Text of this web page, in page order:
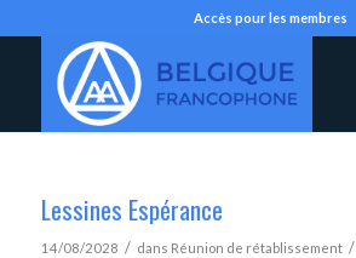
Accès pour les membres
Lessines Espérance
14/08/2028 / dans Réunion de rétablissement /